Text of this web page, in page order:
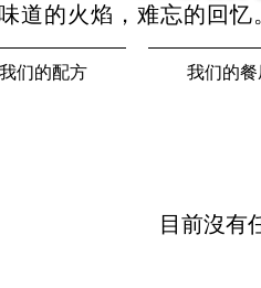
道的火焰，难忘的回忆
我们的配方 我们的
目前沒有